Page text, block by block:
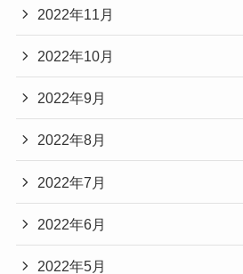
2022年11月
2022年10月
2022年9月
2022年8月
2022年7月
2022年6月
2022年5月